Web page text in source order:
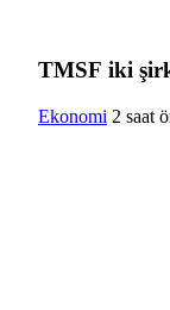
TMSF iki
Ekonomi 2 saat